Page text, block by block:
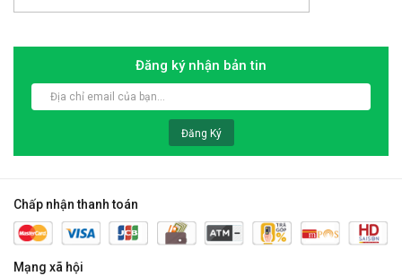
Đăng ký nhận bản tin
Đăng Ký
Chấp nhận thanh toán
Mạng xã hội